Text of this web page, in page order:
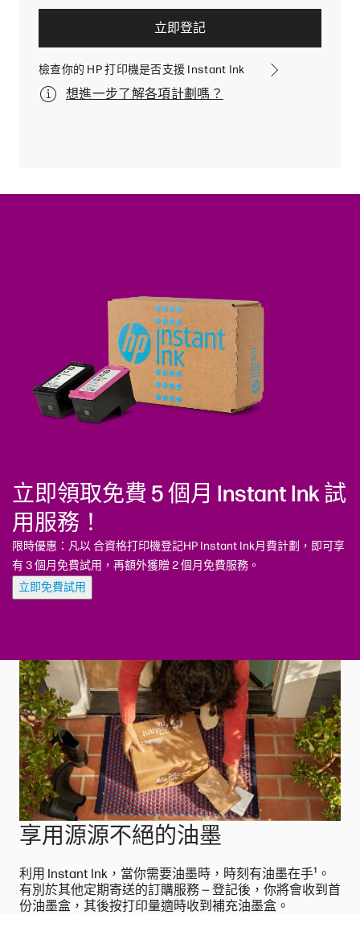
立即登記
檢查你的 HP 打印機是否支援 Instant Ink
想進一步了解各項計劃嗎？
立即領取免費 5 個月 Instant Ink 試
用服務！
限時優惠：凡以 合資格打印機登記HP Instant Ink月費計劃，即可享
有 3 個月免費試用，再額外獲贈 2 個月免費服務。
立即免費試用
享用源源不絕的油墨
利用 Instant Ink，當你需要油墨時，時刻有油墨在手¹ 。
有別於其他定期寄送的訂購服務 — 登記後，你將會收到首
份油墨盒，其後按打印量適時收到補充油墨盒。